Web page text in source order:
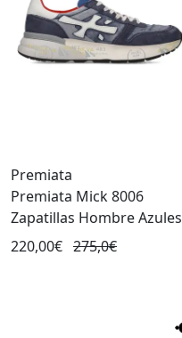
Premiata
Premiata Mick 8006
Zapatillas Hombre Azules
220,00€ 275,0€